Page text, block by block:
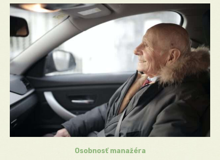
Osobnosť manažéra